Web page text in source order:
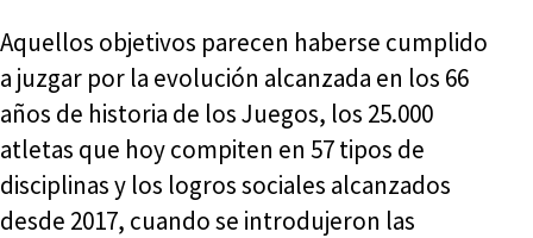
Aquellos objetivos parecen haberse cumplido
a juzgar por la evolución alcanzada en los 66
años de historia de los Juegos, los 25.000
atletas que hoy compiten en 57 tipos de
disciplinas y los logros sociales alcanzados
desde 2017, cuando se introdujeron las